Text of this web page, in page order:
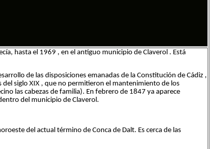
hasta el 1969 , en el antiguo municipio de Claverol . Está
de las disposiciones emanadas de la Constitución de Cádiz ,
siglo XIX , que no permitieron el mantenimiento de los
las cabezas de familia). En febrero de 1847 ya aparece
del municipio de Claverol.
del actual término de Conca de Dalt. Es cerca de las